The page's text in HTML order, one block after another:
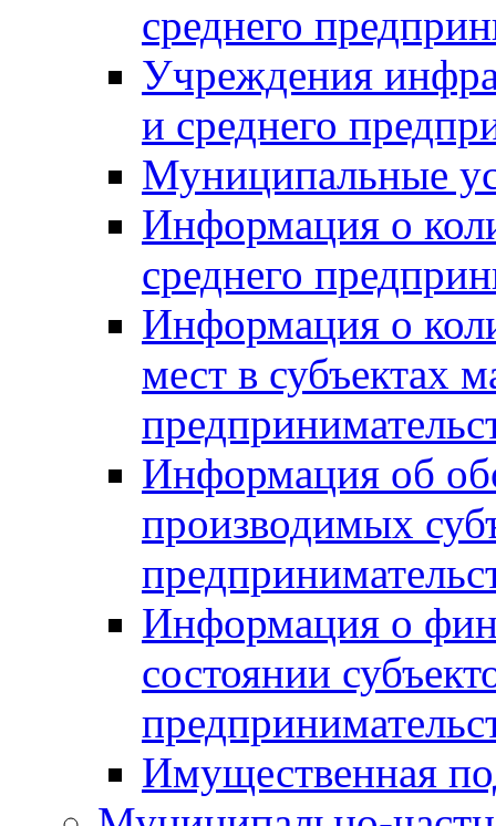
среднего
Учреждения
и среднего
Муниципальные
Информация о
среднего
Информация о
мест в субъектах
Информация об
производимых
Информация о
состоянии
Имущественная